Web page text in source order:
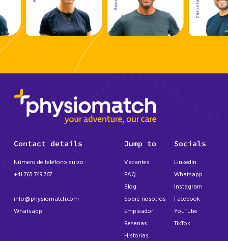
Contact details
Número de teléfono suizo :
+41 765 749 767
info@physiomatch.com
Whatsapp
Jump to
Vacantes
FAQ
Blog
Sobre nosotros
Empleador
Resenas
Historias
Socials
LinkedIn
Whatsapp
Instagram
Facebook
YouTube
TikTok